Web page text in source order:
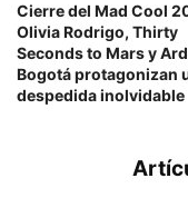
Cierre del Mad Cool
Olivia Rodrigo, Thirty
Seconds to Mars y
Bogotá protagonizan
despedida inolvidable